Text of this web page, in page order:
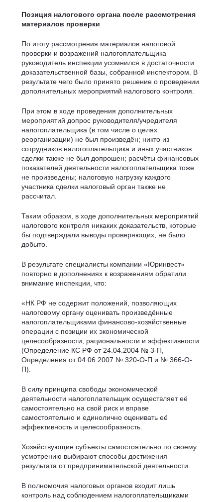
Позиция налогового органа после рассмотрения
материалов проверки
По итогу рассмотрения материалов налоговой
проверки и возражений налогоплательщика
руководитель инспекции усомнился в достаточности
доказательственной базы, собранной инспектором. В
результате чего было принято решение о проведении
дополнительных мероприятий налогового контроля.
При этом в ходе проведения дополнительных
мероприятий допрос руководителя/учредителя
налогоплательщика (в том числе о целях
реорганизации) не был произведён; никто из
сотрудников налогоплательщика и иных участников
сделки также не был допрошен; расчёты финансовых
показателей деятельности налогоплательщика тоже
не произведены; налоговую нагрузку каждого
участника сделки налоговый орган также не
рассчитал.
Таким образом, в ходе дополнительных мероприятий
налогового контроля никаких доказательств, которые
бы подтверждали выводы проверяющих, не было
добыто.
В результате специалисты компании «Юринвест»
повторно в дополнениях к возражениям обратили
внимание инспекции, что:
«НК РФ не содержит положений, позволяющих
налоговому органу оценивать произведённые
налогоплательщиками финансово-хозяйственные
операции с позиции их экономической
целесообразности, рациональности и эффективности
(Определение КС РФ от 24.04.2004 № 3-П,
Определения от 04.06.2007 № 320-О-П и № 366-О-
П).
В силу принципа свободы экономической
деятельности налогоплательщик осуществляет её
самостоятельно на свой риск и вправе
самостоятельно и единолично оценивать её
эффективность и целесообразность.
Хозяйствующие субъекты самостоятельно по своему
усмотрению выбирают способы достижения
результата от предпринимательской деятельности.
В полномочия налоговых органов входит лишь
контроль над соблюдением налогоплательщиками